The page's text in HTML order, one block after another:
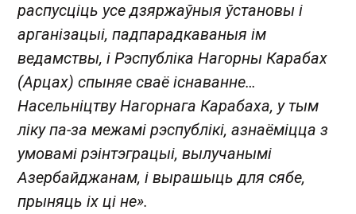
распусціць усе дзяржаўныя ўстановы і
арганізацыі, падпарадкаваныя ім
ведамствы, і Рэспубліка Нагорны Карабах
(Арцах) спыняе сваё існаванне…
Насельніцтву Нагорнага Карабаха, у тым
ліку па-за межамі рэспублікі, азнаёміцца з
умовамі рэінтэграцыі, вылучанымі
Азербайджанам, і вырашыць для сябе,
прыняць іх ці не».